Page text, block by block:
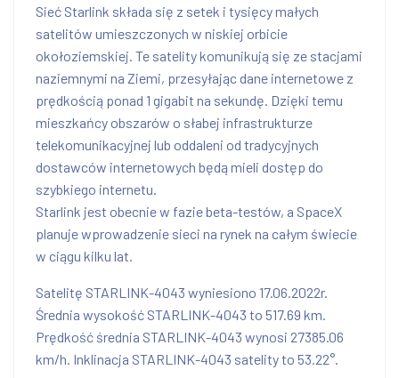
Sieć Starlink składa się z setek i tysięcy małych
satelitów umieszczonych w niskiej orbicie
okołoziemskiej. Te satelity komunikują się ze stacjami
naziemnymi na Ziemi, przesyłając dane internetowe z
prędkością ponad 1 gigabit na sekundę. Dzięki temu
mieszkańcy obszarów o słabej infrastrukturze
telekomunikacyjnej lub oddaleni od tradycyjnych
dostawców internetowych będą mieli dostęp do
szybkiego internetu.
Starlink jest obecnie w fazie beta-testów, a SpaceX
planuje wprowadzenie sieci na rynek na całym świecie
w ciągu kilku lat.
Satelitę STARLINK-4043 wyniesiono 17.06.2022r.
Średnia wysokość STARLINK-4043 to 517.69 km.
Prędkość średnia STARLINK-4043 wynosi 27385.06
km/h. Inklinacja STARLINK-4043 satelity to 53.22°.